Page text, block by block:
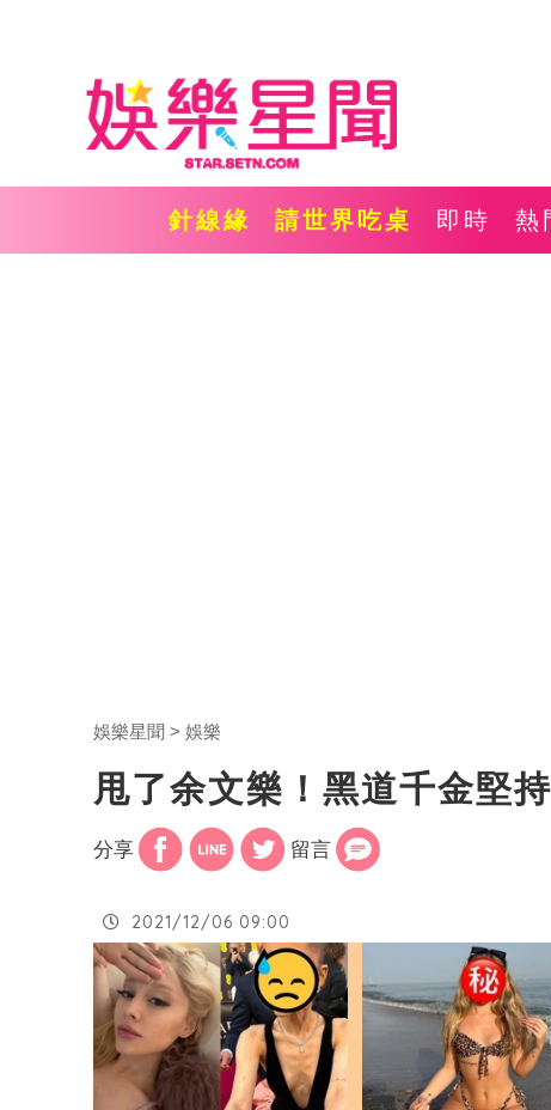
針線緣 請世界吃桌 即時 熱
娛樂星聞 娛樂
甩了余文樂！黑道千金堅
分享 留言
2021/12/06 09:00